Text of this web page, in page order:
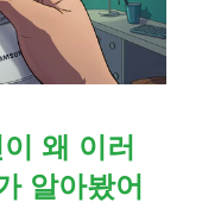
왜 이러
알아봤어